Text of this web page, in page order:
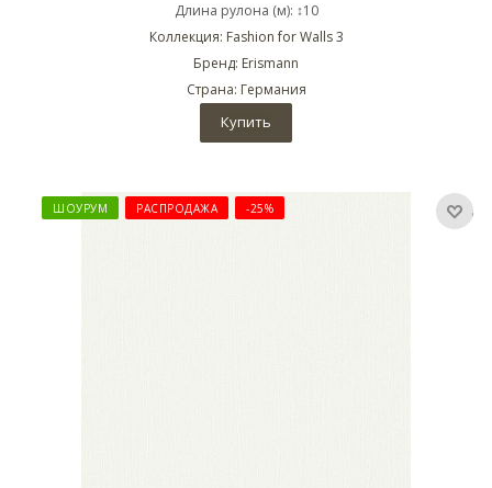
Длина рулона (м): ↕10
Коллекция: Fashion for Walls 3
Бренд: Erismann
Страна: Германия
Купить
ШОУРУМ РАСПРОДАЖА -25%